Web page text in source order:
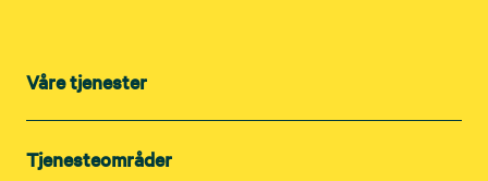
Våre tjenester
Tjenesteområder